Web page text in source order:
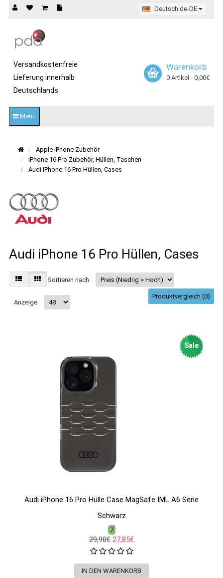
Deutsch de-DE
Versandkostenfreie
Lieferung innerhalb
Deutschlands
Warenkorb
0 Artikel - 0,00€
Menu
Apple iPhone Zubehör
iPhone 16 Pro Zubehör, Hüllen, Taschen
Audi iPhone 16 Pro Hüllen, Cases
Audi iPhone 16 Pro Hüllen, Cases
Sortieren nach
Anzeige
Produktvergleich (0)
Sale
Audi iPhone 16 Pro Hülle Case MagSafe IML A6 Serie
Schwarz
7
29,90€ 27,85€